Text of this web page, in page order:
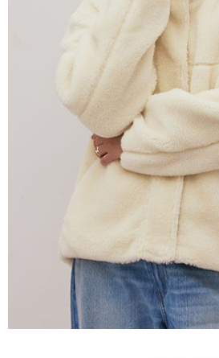
「AFTEE先享後付」，若未經同意申辦者引起
４．使用「AFTEE先享後付」時，將依據個別
時審查核予不同之上限額度；若仍有額度不足
請求用戶進行身份認證。
５．嚴禁一人註冊多個帳號或使用他人資訊註
恩沛科技股份有限公司將有權停止該用戶之使
每筆NT$90，滿NT$888(含以上)免運費